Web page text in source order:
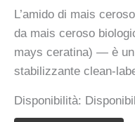
L’amido di mais
da mais ceroso
mays ceratina) — è
stabilizzante clean-
Disponibilità: